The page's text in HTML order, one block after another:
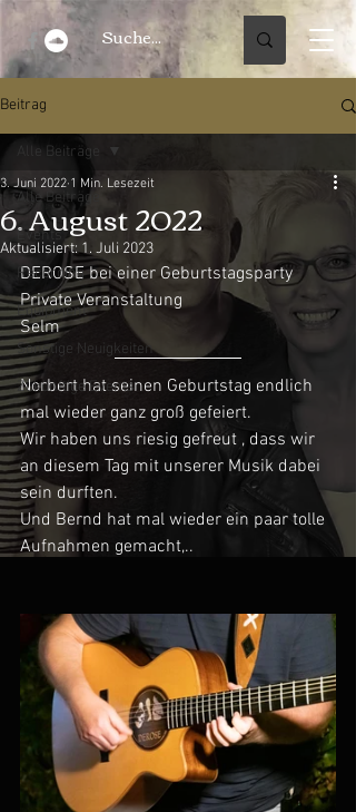
Beitrag
Alle Beiträge
Events
Recording
Equipment
Sonstige Neuigkeiten
Zukünftige Events
Alle Beiträge
6. August 2022
3. Juni 2022 1 Min. Lesezeit
Aktualisiert:1. Juli 2023
DEROSE bei einer Geburtstagsparty
Private Veranstaltung
Selm
Norbert hat seinen Geburtstag endlich
mal wieder ganz groß gefeiert.
Wir haben uns riesig gefreut , dass wir
an diesem Tag mit unserer Musik dabei
sein durften.
Und Bernd hat mal wieder ein paar tolle
Aufnahmen gemacht,..